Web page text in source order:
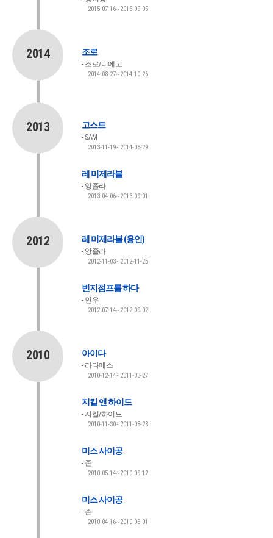
2015-07-16~2015-09-05
2014 조로
조로/디에고
2014-08-27~2014-10-26
2013 고스트
SAM
2013-11-19~2014-06-29
레 미제라블
앙졸라
2013-04-06~2013-09-01
2012 레 미제라블 (용인)
앙졸라
2012-11-03~2012-11-25
번지점프를 하다
인우
2012-07-14~2012-09-02
2010 아이다
라다메스
2010-12-14~2011-03-27
지킬 앤 하이드
지킬/하이드
2010-11-30~2011-08-28
미스 사이공
존
2010-05-14~2010-09-12
미스 사이공
존
2010-04-16~2010-05-01